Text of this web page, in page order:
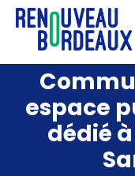
contenuespace
dédié